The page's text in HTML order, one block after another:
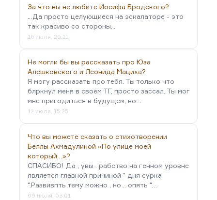
За что вы не любите Иосифа Бродского?
...Да просто целующиеся на эскалаторе - это
так красиво со стороны...
16 июля, 20:11
Не могли бы вы рассказать про Юза
Алешковского и Леонида Мациха?
Я могу рассказать про тебя. Ты только что
блркнул меня в своём ТГ, просто зассал. Ты мог
мне пригодиться в будущем, но…
12 июля, 15:25
Что вы можете сказать о стихотворении
Беллы Ахмадулиной «По улице моей
который…»?
СПАСИБО! Да , увы . рабство на генном уровне
является главной причиной " дня сурка
".Развивпть тему можно , но .. опять "…
09 июля, 03:01